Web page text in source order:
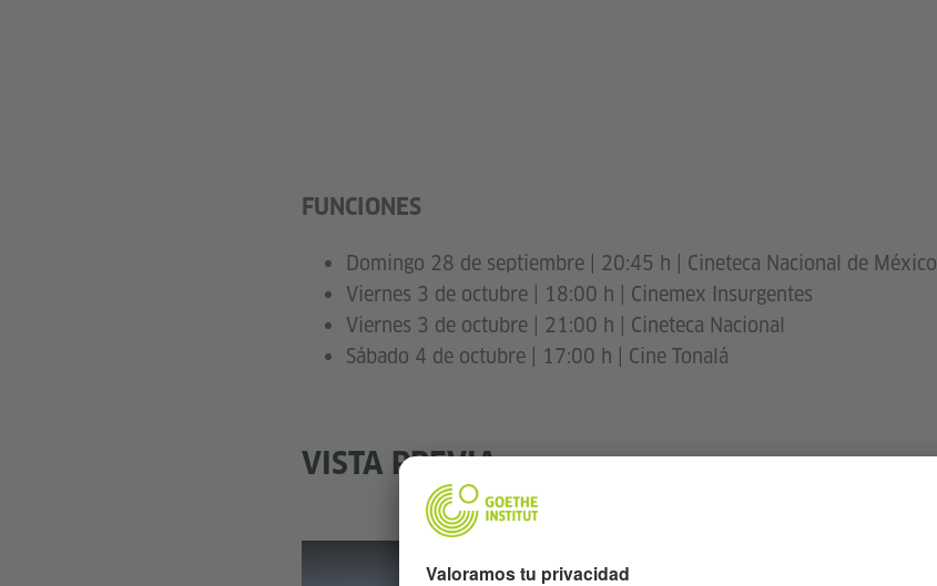
FUNCIONES
Domingo 28 de septiembre | 20:45 h | Cineteca Nacional de México
Viernes 3 de octubre | 18:00 h | Cinemex Insurgentes
Viernes 3 de octubre | 21:00 h | Cineteca Nacional
Sábado 4 de octubre | 17:00 h | Cine Tonalá
VISTA PREVIA